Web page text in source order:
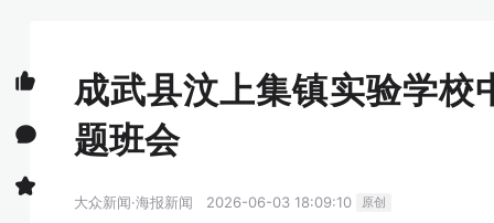
成武县汶上集镇实验学校
题班会
大众新闻·海报新闻 2026-06-03 18:09:10 原创